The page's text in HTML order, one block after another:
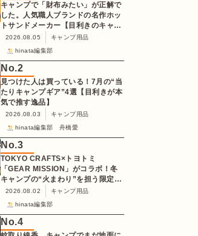
キャンプで「財布みたい」が正解で
した。人気職人ブランドの名作ホッ
トサンドメーカー【目利きのキャン
プギア】
2026.08.05
キャンプ用品
hinata編集部
No.2
見つけた人は買っている！7月の“当
たりキャンプギア”4選【目利きが本
気で推す逸品】
2026.08.03
キャンプ用品
hinata編集部 舟橋愛
No.3
TOKYO CRAFTS×トヨトミ
「GEAR MISSION」がコラボ！冬
キャンプの“火まわり”を担う限定
K3クッキングストーブが登場
2026.08.02
キャンプ用品
hinata編集部
No.4